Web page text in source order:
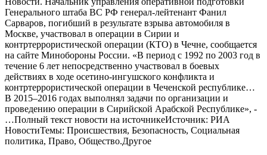
Генерального штаба ВС РФ генерал-лейтенант Фанил
Сарваров, погибший в результате взрыва автомобиля в
Москве, участвовал в операции в Сирии и
контртеррористической операции (КТО) в Чечне, сообщается
на сайте Минобороны России. «В период с 1992 по 2003 год в
течение 6 лет непосредственно участвовал в боевых
действиях в ходе осетино-ингушского конфликта и
контртеррористической операции в Чеченской республике…
В 2015–2016 годах выполнял задачи по организации и
проведению операции в Сирийской Арабской Республике», -
…Полный текст новости на источникеИсточник: РИА
НовостиТемы: Происшествия, Безопасность, Социальная
политика, Право, Общество.Другое